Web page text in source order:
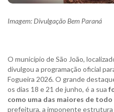
Imagem: Divulgação Bem Paraná
O município de São João,
divulgou a programação oficial
Fogueira 2026. O grande
os dias 18 e 21 de junho, é a sua
como uma das maiores de todo
prefeitura, a imponente estrutura